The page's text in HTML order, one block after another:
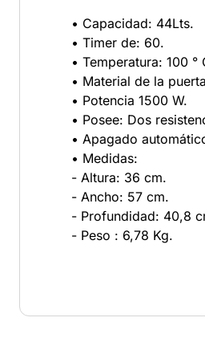
• Capacidad: 44Lts.
• Timer de: 60.
• Temperatura: 100 °
• Material de la
• Potencia 1500 W.
• Posee: Dos
• Apagado
• Medidas:
- Altura: 36 cm.
- Ancho: 57 cm.
- Profundidad: 40,8
- Peso : 6,78 Kg.